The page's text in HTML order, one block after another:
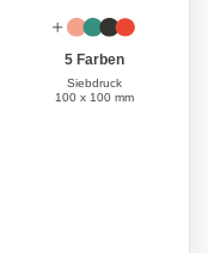
5 Farben
Siebdruck
100 x 100 mm